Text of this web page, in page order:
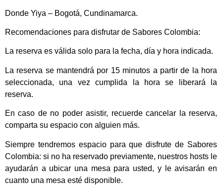
Donde Yiya – Bogotá, Cundinamarca.
Recomendaciones para disfrutar de Sabores Colombia:
La reserva es válida solo para la fecha, día y hora indicada.
La reserva se mantendrá por 15 minutos a partir de la hora
seleccionada, una vez cumplida la hora se liberará la
reserva.
En caso de no poder asistir, recuerde cancelar la reserva,
comparta su espacio con alguien más.
Siempre tendremos espacio para que disfrute de Sabores
Colombia: si no ha reservado previamente, nuestros hosts le
ayudarán a ubicar una mesa para usted, y le avisarán en
cuanto una mesa esté disponible.